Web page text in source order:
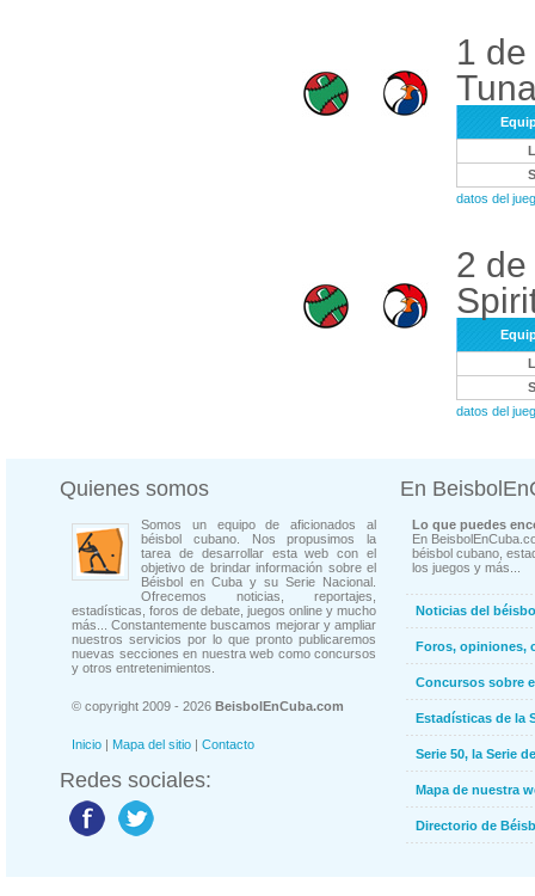
1
datos del
2
datos del
Quienes somos
Somos un equipo de aficionados al
béisbol cubano. Nos propusimos la
tarea de desarrollar esta web con el
objetivo de brindar información sobre el
Béisbol en Cuba y su Serie Nacional.
Ofrecemos noticias, reportajes,
estadísticas, foros de debate, juegos online y mucho
más... Constantemente buscamos mejorar y ampliar
nuestros servicios por lo que pronto publicaremos
nuevas secciones en nuestra web como concursos
y otros entretenimientos.
© copyright 2009 - 2026 BeisbolEnCuba.com
Inicio | Mapa del sitio | Contacto
Redes sociales:
En
Lo que puedes
En
béisbol cubano,
los juegos y más...
Noticias del
Foros, opiniones,
Concursos sobre
Estadísticas de la
Serie 50, la Serie
Mapa de nuestra
Directorio de